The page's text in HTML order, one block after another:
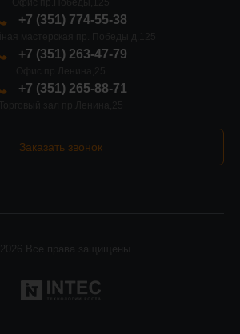
+7 (351) 774-55-38
+7 (351) 263-47-79
+7 (351) 265-88-71
Заказать звонок
2026 Все права защищены.